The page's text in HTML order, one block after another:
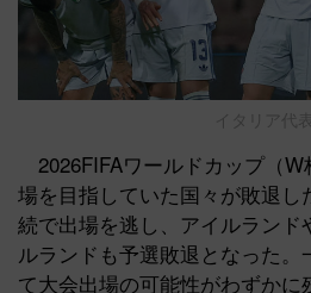
イタリア代
2026FIFAワールドカップ（
場を目指していた国々が敗退し
続で出場を逃し、アイルランド
ルランドも予選敗退となった。
て大会出場の可能性がわずか